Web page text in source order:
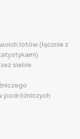
lotów (łącznie z
siebie
podróżniczych